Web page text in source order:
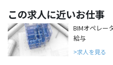
この求人に近いお仕事
BIMオペレー
給与
求人を見る